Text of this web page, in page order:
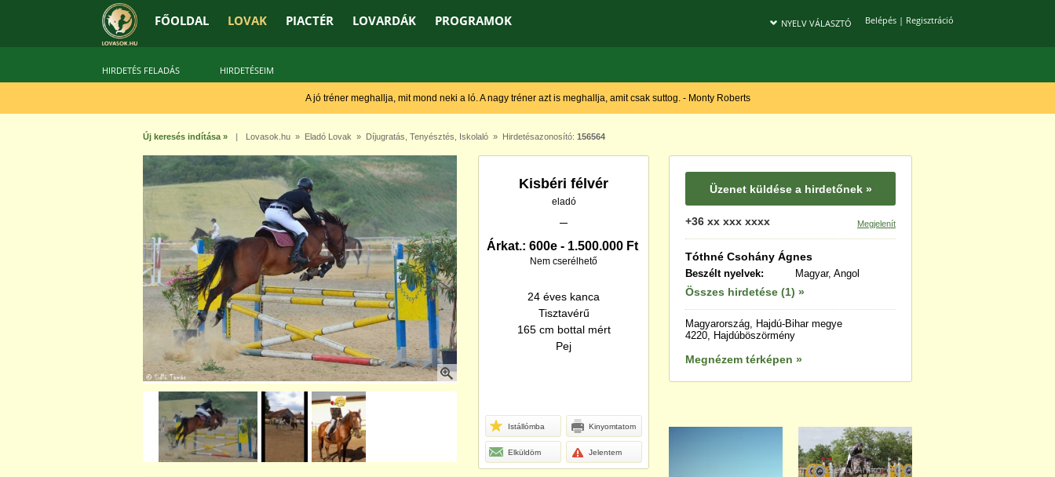
FŐOLDAL LOVAK PIACTÉR LOVARDÁK PROGRAMOK Belépés| Regisztráció
NYELV VÁLASZTÓ
HIRDETÉS FELADÁS HIRDETÉSEIM
A jó tréner meghallja, mit mond neki a ló. A nagy tréner azt is meghallja, amit csak suttog. - Monty Roberts
Új keresés indítása » | Lovasok.hu » Eladó Lovak » Díjugratás Tenyésztés Iskolaló » Hirdetésazonosító: 156564
Kisbéri félvér
eladó
Árkat.: 600e - 1.500.000 Ft
Nem cserélhető
24 éves kanca
Tisztavérű
165 cm bottal mért
Pej
Istállómba Kinyomtatom
Elküldöm Jelentem
Üzenet küldése a hirdetőnek »
+36 xx xxx xxxx Megjelenít
Tóthné Csohány Ágnes
Beszélt nyelvek: Magyar, Angol
Összes hirdetése (1) »
Magyarország, Hajdú-Bihar megye
4220, Hajdúböszörmény
Megnézem térképen »